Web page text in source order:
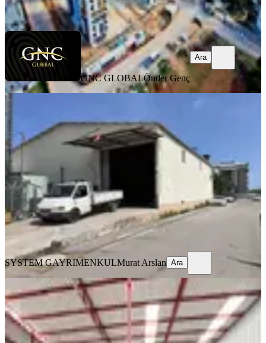
Ara
GNC GLOBALÖnder Genç
Ara
460 M² Depo
Kepez, Altınova Sinan Mahallesi
Düz Giriş (Zemin)·08.05.2026
67.000 ₺
SYSTEM GAYRIMENKULMurat Arslan
Ara
SYSTEM GAYRIMENKULMurat Arslan Ara
Poyraz'da Ünsal'da 145m2 Kiralık
Depo
Kepez, Ünsal Mahallesi